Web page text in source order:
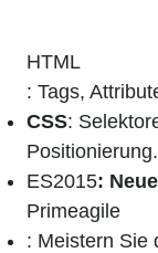
HTML
: Tags,
CSS:
Positionierung.
ES2015:
Primeagile
: Meistern Sie